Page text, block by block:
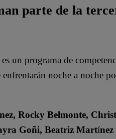
parte de la
es un programa de
noche a noche
Rocky Belmonte,
Goñi, Beatriz Martí